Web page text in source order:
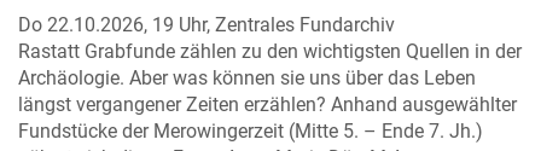
Do 22.10.2026, 19 Uhr, Zentrales Fundarchiv
Rastatt Grabfunde zählen zu den wichtigsten Quellen in der
Archäologie. Aber was können sie uns über das Leben
längst vergangener Zeiten erzählen? Anhand ausgewählter
Fundstücke der Merowingerzeit (Mitte 5. – Ende 7. Jh.)